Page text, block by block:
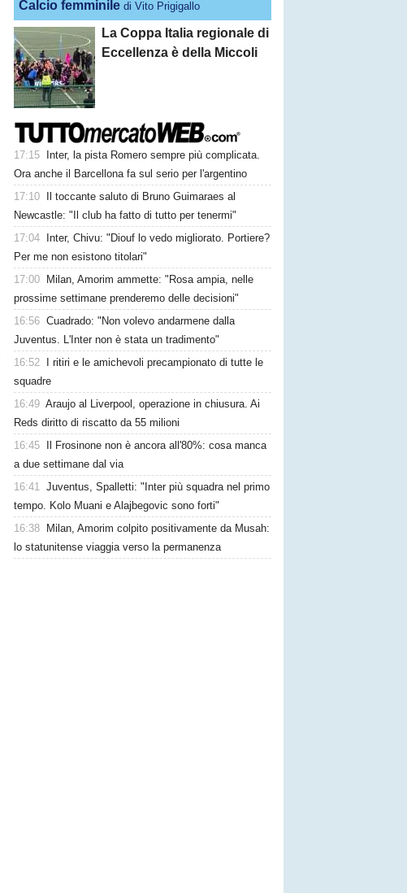
Calcio femminile di Vito Prigigallo
La Coppa Italia regionale di
Eccellenza è della Miccoli
17:15
Inter, la pista Romero sempre più complicata.
Ora anche il Barcellona fa sul serio per l'argentino
17:10
Il toccante saluto di Bruno Guimaraes al
Newcastle: "Il club ha fatto di tutto per tenermi"
17:04
Inter, Chivu: "Diouf lo vedo migliorato. Portiere?
Per me non esistono titolari"
17:00
Milan, Amorim ammette: "Rosa ampia, nelle
prossime settimane prenderemo delle decisioni"
16:56 Cuadrado: "Non volevo andarmene dalla
Juventus. L'Inter non è stata un tradimento"
16:52
I ritiri e le amichevoli precampionato di tutte le
squadre
16:49 Araujo al Liverpool, operazione in chiusura. Ai
Reds diritto di riscatto da 55 milioni
16:45
Il Frosinone non è ancora all'80%: cosa manca
a due settimane dal via
16:41 Juventus, Spalletti: "Inter più squadra nel primo
tempo. Kolo Muani e Alajbegovic sono forti"
16:38
Milan, Amorim colpito positivamente da Musah:
lo statunitense viaggia verso la permanenza